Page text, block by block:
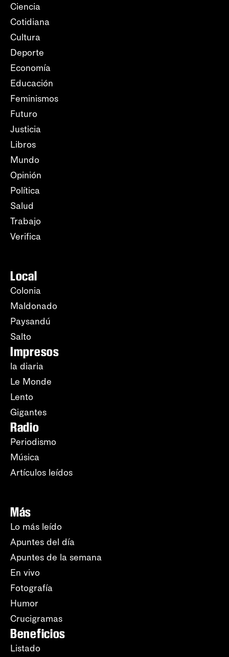
Ciencia
Cotidiana
Cultura
Deporte
Economía
Educación
Feminismos
Futuro
Justicia
Libros
Mundo
Opinión
Política
Salud
Trabajo
Verifica
Local
Colonia
Maldonado
Paysandú
Salto
Impresos
la diaria
Le Monde
Lento
Gigantes
Radio
Periodismo
Música
Artículos leídos
Más
Lo más leído
Apuntes del día
Apuntes de la semana
En vivo
Fotografía
Humor
Crucigramas
Beneficios
Listado